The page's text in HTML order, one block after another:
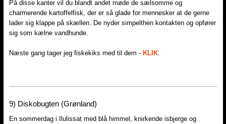
På disse kanter vil du blandt andet møde de sælsomme og
charmerende kartoffelfisk, der er så glade for mennesker at de gerne
lader sig klappe på skællen. De nyder simpelthen kontakten og opfører
sig som kælne vandhunde.
Næste gang tager jeg fiskekiks med til dem - KLIK
9) Diskobugten (Grønland)
En sommerdag i Ilulissat med blå himmel, knirkende isbjerge og